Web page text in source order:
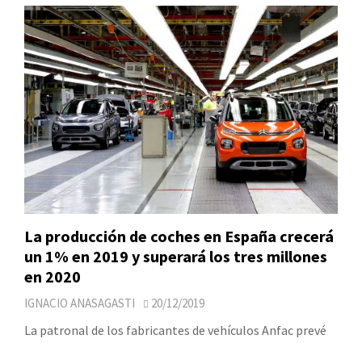
La producción de coches en España crecerá
un 1% en 2019 y superará los tres millones
en 2020
IGNACIO ANASAGASTI 20/12/2019
La patronal de los fabricantes de vehículos Anfac prevé